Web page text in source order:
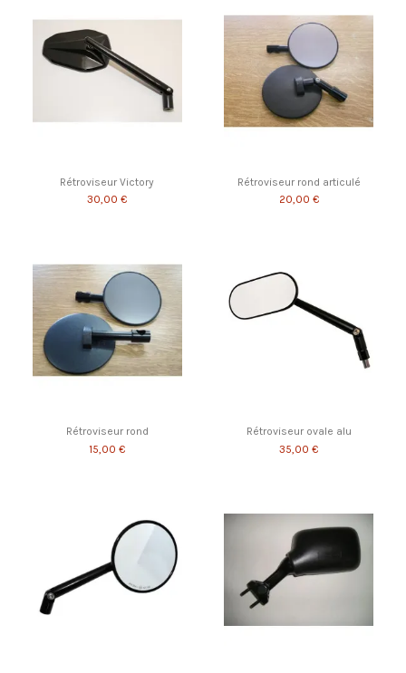
Rétroviseur Victory
30,00 €
Rétroviseur rond articulé
20,00 €
Rétroviseur rond
15,00 €
Rétroviseur ovale alu
35,00 €